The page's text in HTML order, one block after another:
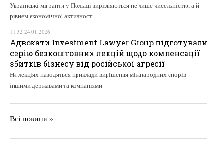
Українські мігранти у Польщі вирізняються не лише чисельністю, а й
рівнем економічної активності
11:32 24.01.2026
Адвокати Investment Lawyer Group підготували
серію безкоштовних лекцій щодо компенсації
збитків бізнесу від російської агресії
На лекціях наводяться приклади вирішення міжнародних спорів
іншими державами та компаніями
Всі новини »